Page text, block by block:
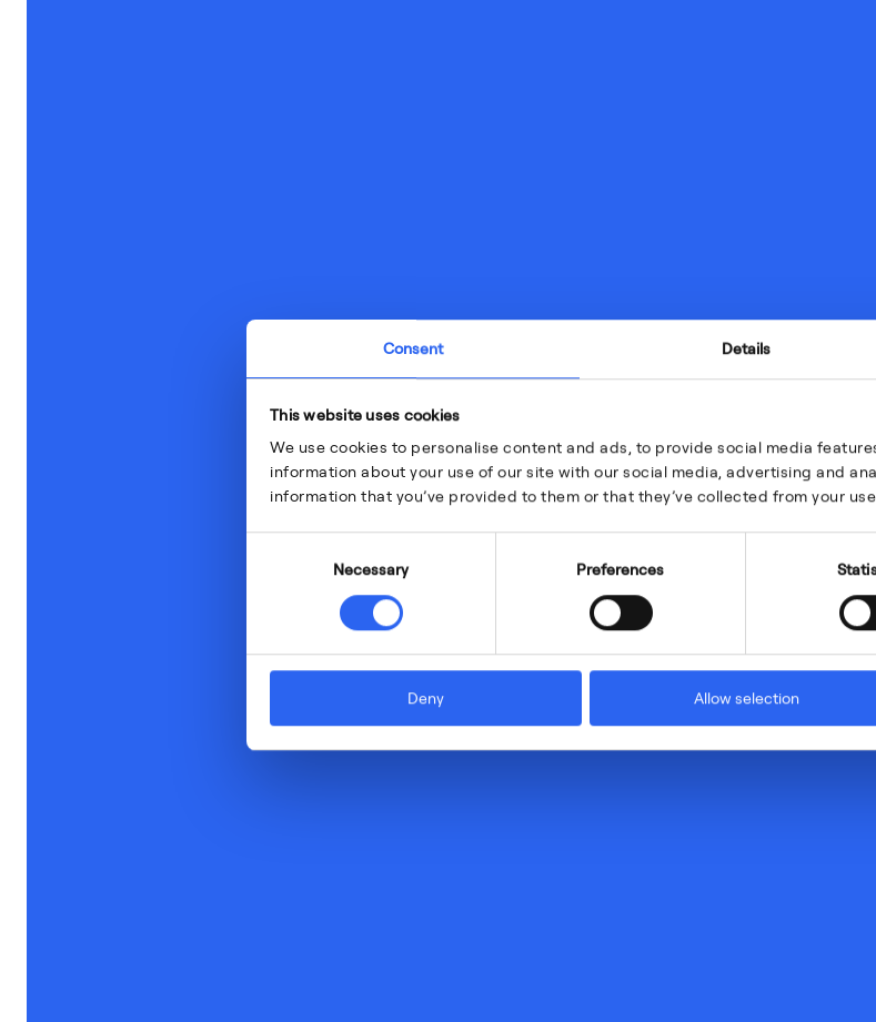
Consent Details
This website uses cookies
We use cookies to personalise content and ads, to provide social media
information about your use of our site with our social media, advertising and
information that you’ve provided to them or that they’ve collected from your
Necessary Preferences
Deny Allow selection